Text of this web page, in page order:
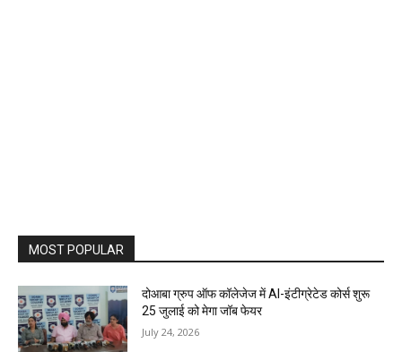
MOST POPULAR
दोआबा ग्रुप ऑफ कॉलेजेज में AI-इंटीग्रेटेड कोर्स शुरू
25 जुलाई को मेगा जॉब फेयर
July 24, 2026